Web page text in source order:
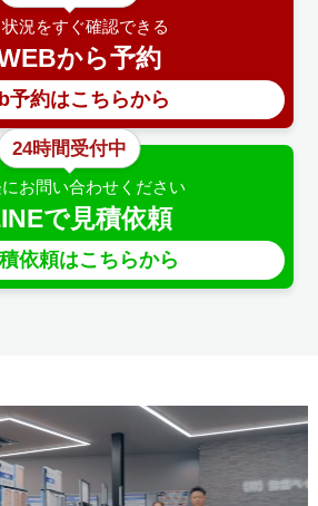
況をすぐ確認できる
から予約
予約はこちらから
24時間受付中
お問い合わせください
で見積依頼
依頼はこちらから